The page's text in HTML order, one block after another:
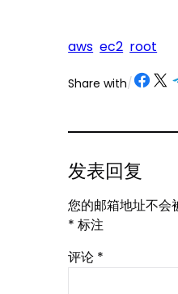
aws ec2 root
Share with/ Share on
Share on X
发表回复
您的邮箱地址不会
* 标注
评论 *